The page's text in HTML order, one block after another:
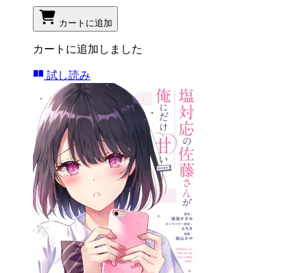
カートに追加
カートに追加しました
試し読み